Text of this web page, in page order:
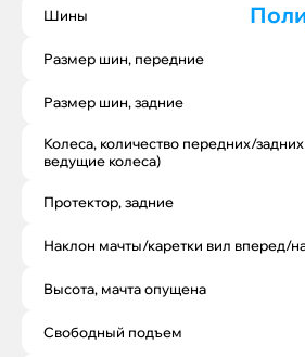
Шины
Размер шин, передние
Размер шин, задние
Колеса, количество передних/
ведущие колеса)
Протектор, задние
Наклон мачты/каретки вил вперед/
Высота, мачта опущена
Свободный подъем